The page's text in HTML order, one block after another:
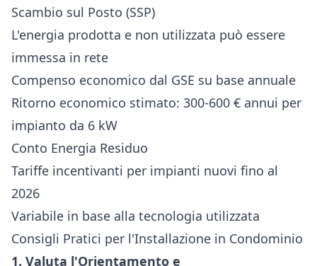
Scambio sul Posto (SSP)
L'energia prodotta e non utilizzata può essere
immessa in rete
Compenso economico dal GSE su base annuale
Ritorno economico stimato: 300-600 € annui per
impianto da 6 kW
Conto Energia Residuo
Tariffe incentivanti per impianti nuovi fino al
2026
Variabile in base alla tecnologia utilizzata
Consigli Pratici per l'Installazione in Condominio
1. Valuta l'Orientamento e